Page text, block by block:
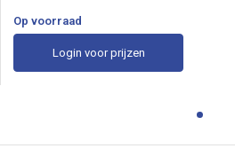
Op voorraad
Login voor prijzen